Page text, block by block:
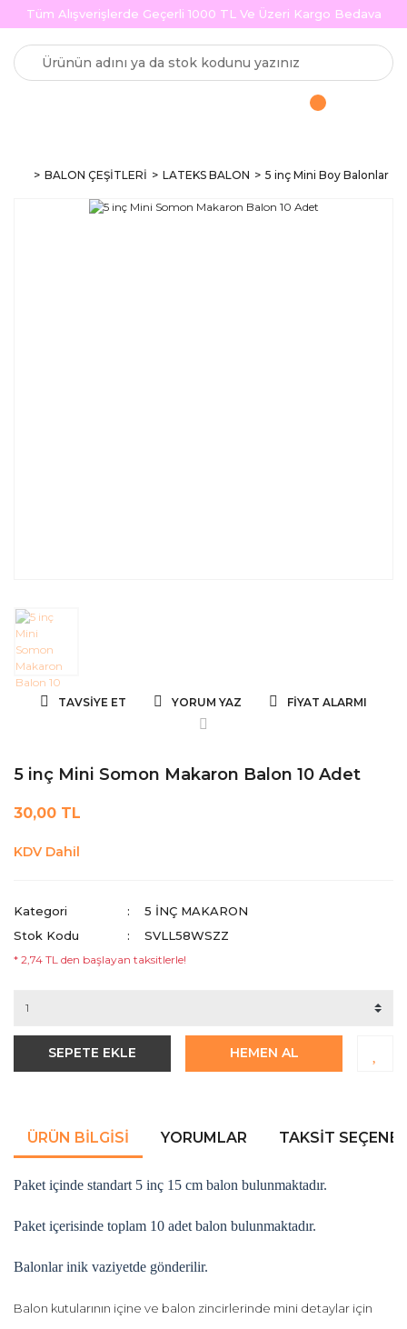
Tüm Alışverişlerde Geçerli 1000 TL Ve Üzeri Kargo Bedava
BALON ÇEŞİTLERİ LATEKS BALON 5 inç Mini Boy Balonlar
TAVSIYE ET YORUM YAZ FIYAT ALARMI
5 inç Mini Somon Makaron Balon 10 Adet
30,00 TL
KDV Dahil
Kategori
5 INÇ MAKARON
Stok Kodu
SVLL58WSZZ
* 2,74 TL den başlayan taksitlerle!
SEPETE EKLE HEMEN AL
ÜRÜN BILGISI YORUMLAR TAKSIT
Paket içinde standart 5 inç 15 cm balon bulunmaktadır.
Paket içerisinde toplam 10 adet balon bulunmaktadır.
Balonlar inik vaziyetde gönderilir.
Balon kutularının içine ve balon zincirlerinde mini detaylar için